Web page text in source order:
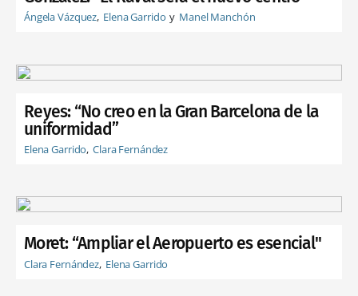
Ángela Vázquez Elena Garrido Manel Manchón
Reyes: “No creo en la Gran Barcelona de la
uniformidad”
Elena Garrido Clara Fernández
Moret: “Ampliar el Aeropuerto es esencial"
Clara Fernández Elena Garrido